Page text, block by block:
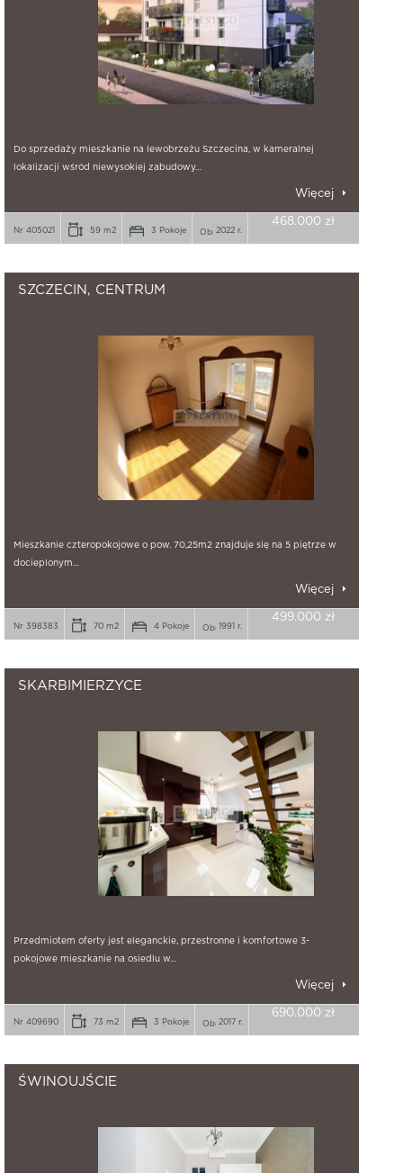
Do sprzedaży mieszkanie na lewobrzeżu Szczecina, w kameralnej
lokalizacji wśród niewysokiej zabudowy…
Więcej
Nr 405021 59 m2 3 Pokoje 2022 r.
468.000 zł
SZCZECIN, CENTRUM
Mieszkanie czteropokojowe o pow. 70,25m2 znajduje się na 5 piętrze w
docieplonym…
Więcej
Nr 398383 70 m2 4 Pokoje 1991 r.
499.000 zł
SKARBIMIERZYCE
Przedmiotem oferty jest eleganckie, przestronne i komfortowe 3-
pokojowe mieszkanie na osiedlu w…
Więcej
Nr 409690 73 m2 3 Pokoje 2017 r.
690.000 zł
ŚWINOUJŚCIE